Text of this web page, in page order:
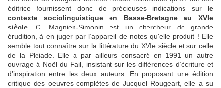
éditrice fournissent donc de précieuses indications sur le
contexte sociolinguistique en Basse-Bretagne au XVIe
siècle.C. Magnien-Simonin est un chercheur de grande
érudition, à en juger par l’appareil de notes qu'elle produit ! Elle
semble tout connaître sur la littérature du XVIe siècle et sur celle
de la Pléiade. Elle a par ailleurs consacré en 1991 un autre
ouvrage à Noël du Fail, insistant sur les différences d’écriture et
d’inspiration entre les deux auteurs. En proposant une édition
critique des oeuvres complètes de Jucquel Rougeart, elle a su